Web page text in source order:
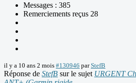
Messages : 385
Remerciements reçus 28
il y a 10 ans 2 mois #130946 parStefB
Réponse de StefB sur le sujet URGENT